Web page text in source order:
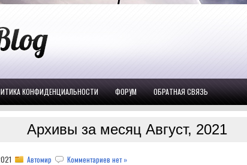
КОНФИДЕНЦИАЛЬНОСТИ ФОРУМ ОБРАТНАЯ СВЯЗЬ
Архивы за месяц Август, 2021
Автомир Комментариев нет »